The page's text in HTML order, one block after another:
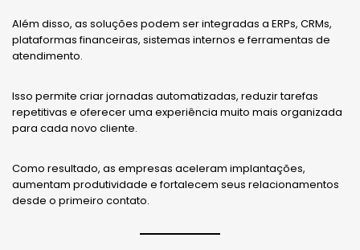
Além disso, as soluções podem ser integradas a ERPs, CRMs,
plataformas financeiras, sistemas internos e ferramentas de
atendimento.
Isso permite criar jornadas automatizadas, reduzir tarefas
repetitivas e oferecer uma experiência muito mais organizada
para cada novo cliente.
Como resultado, as empresas aceleram implantações,
aumentam produtividade e fortalecem seus relacionamentos
desde o primeiro contato.